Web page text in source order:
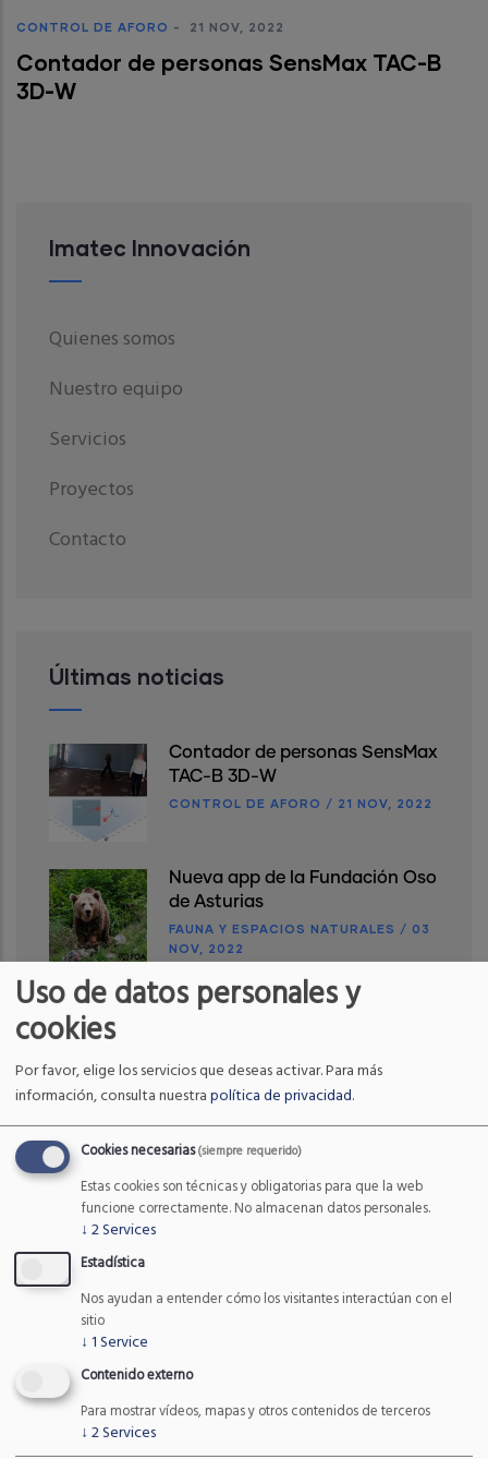
CONTROL DE AFORO - 21 NOV, 2022
Contador de personas SensMax TAC-B
3D-W
Imatec Innovación
Quienes somos
Nuestro equipo
Servicios
Proyectos
Contacto
Últimas noticias
Contador de personas SensMax
TAC-B 3D-W
CONTROL DE AFORO / 21 NOV, 2022
Nueva app de la Fundación Oso
de Asturias
FAUNA Y ESPACIOS NATURALES / 03
NOV, 2022
Reunión RUSI
Etiquetas
Consultoría Tecnológica radar
camera traps cordillera Cantábrica
Uso de datos personales y
cookies
Por favor, elige los servicios que deseas activar.Para más
información, consulta nuestrapolítica de privacidad.
Cookies necesarias(siempre requerido)
Estas cookies son técnicas y obligatorias para que la web
funcione correctamente. No almacenan datos personales.
↓ 2Services
Estadística
Nos ayudan a entender cómo los visitantes interactúan con el
sitio
↓ 1 Service
Contenido externo
Para mostrar vídeos, mapas y otros contenidos de terceros
↓ 2Services